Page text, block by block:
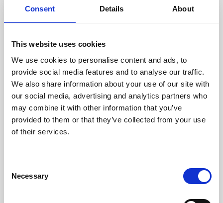
Consent Details About
This website uses cookies
We use cookies to personalise content and ads, to
provide social media features and to analyse our traffic.
We also share information about your use of our site with
our social media, advertising and analytics partners who
may combine it with other information that you’ve
provided to them or that they’ve collected from your use
of their services.
Selection
Necessary